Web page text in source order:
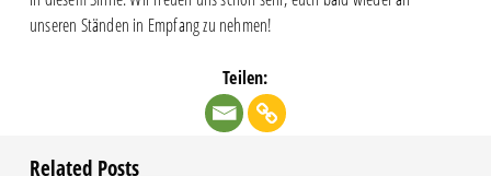
unseren Ständen in Empfang zu nehmen!
Teilen:
Related Posts